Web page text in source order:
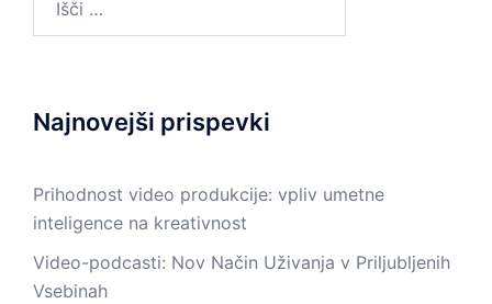
Najnovejši prispevki
Prihodnost video produkcije: vpliv umetne
inteligence na kreativnost
Video-podcasti: Nov Način Uživanja v Priljubljenih
Vsebinah